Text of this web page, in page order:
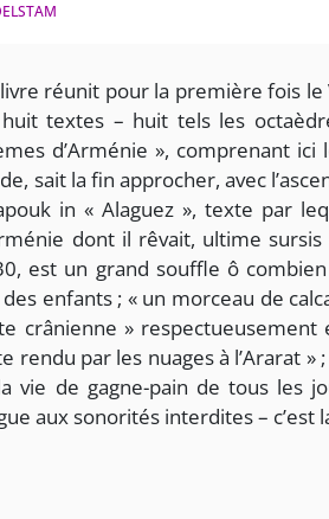
réunit pour la première fois
textes – huit tels les
d’Arménie », comprenant
sait la fin approcher, avec
in « Alaguez », texte par
dont il rêvait, ultime
est un grand souffle ô
enfants ; « un morceau de
crânienne » respectueusement
rendu par les nuages à l’Ararat »
vie de gagne-pain de tous les
aux sonorités interdites – c’est